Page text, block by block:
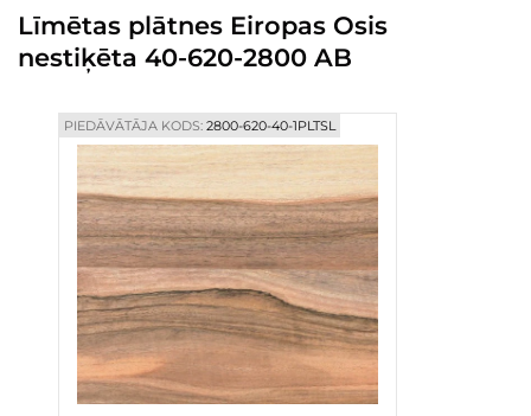
Blogs
Kontaktinformācija
Līmētas plātnes Eiropas Osis
nestiķēta 40-620-2800 AB
PIEDĀVĀTĀJA KODS:2800-620-40-1PLTSL